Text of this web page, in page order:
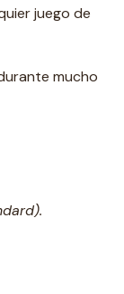
juego de
mucho
.